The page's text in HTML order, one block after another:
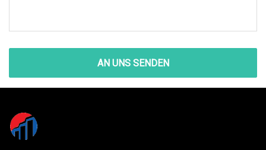
AN UNS SENDEN